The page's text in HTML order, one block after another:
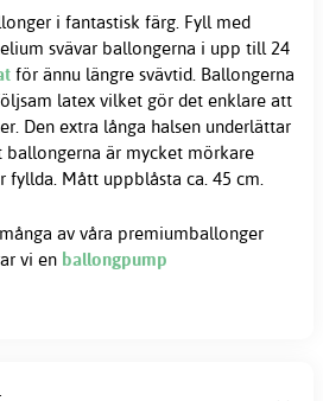
i fantastisk färg. Fyll med
svävar ballongerna i upp till 24
för ännu längre svävtid. Ballongerna
latex vilket gör det enklare att
Den extra långa halsen underlättar
ballongerna är mycket mörkare
fyllda. Mått uppblåsta ca. 45 cm.
av våra premiumballonger
vi en ballongpump